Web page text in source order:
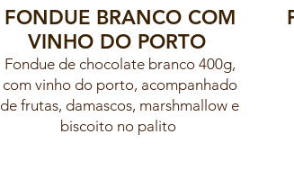
FONDUE BRANCO COM
VINHO DO PORTO
Fondue de chocolate branco 400g,
com vinho do porto, acompanhado
de frutas, damascos, marshmallow e
biscoito no palito